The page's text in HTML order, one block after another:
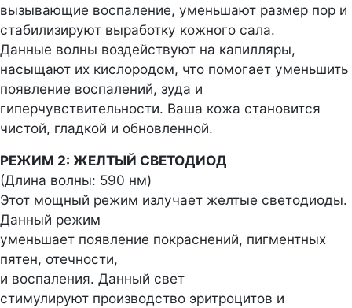
вызывающие воспаление, уменьшают размер пор и
стабилизируют выработку кожного сала.
Данные волны воздействуют на капилляры,
насыщают их кислородом, что помогает уменьшить
появление воспалений, зуда и
гиперчувствительности. Ваша кожа становится
чистой, гладкой и обновленной.
РЕЖИМ 2: ЖЕЛТЫЙ СВЕТОДИОД
(Длина волны: 590 нм)
Этот мощный режим излучает желтые светодиоды.
Данный режим
уменьшает появление покраснений, пигментных
пятен, отечности,
и воспаления. Данный свет
стимулируют производство эритроцитов и